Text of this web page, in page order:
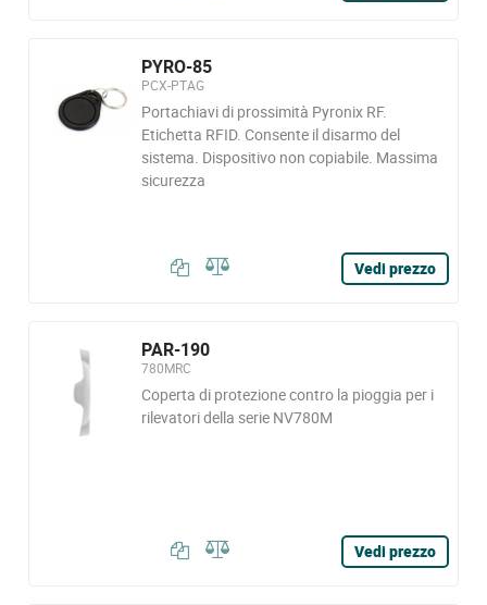
PYRO-85
PCX-PTAG
Portachiavi di prossimità Pyronix RF.
Etichetta RFID. Consente il disarmo del
sistema. Dispositivo non copiabile. Massima
sicurezza
Vedi prezzo
PAR-190
780MRC
Coperta di protezione contro la pioggia per i
rilevatori della serie NV780M
Vedi prezzo